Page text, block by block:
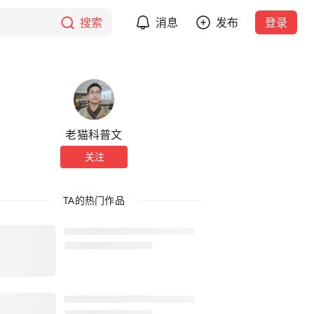
搜索 消息 发布 登录
老猫科普文
关注
TA的热门作品